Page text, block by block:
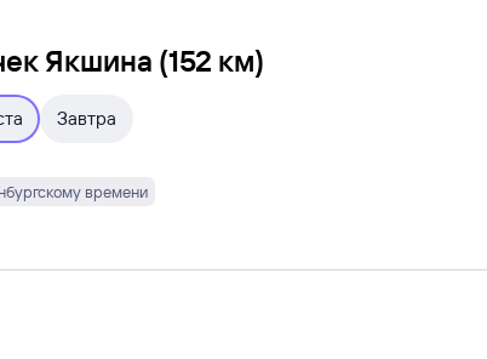
Якшина (152 км)
Завтра
времени